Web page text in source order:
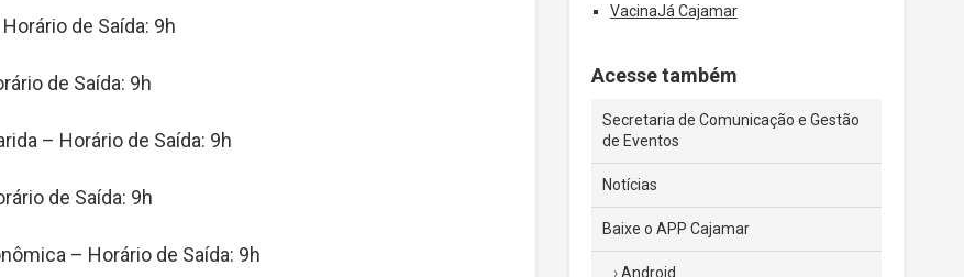
de Saída: 9h
de Saída: 9h
– Horário de Saída: 9h
de Saída: 9h
– Horário de Saída: 9h
VacinaJá Cajamar
Acesse também
Secretaria de Comunicação e Gestão
de Eventos
Notícias
Baixe o APP Cajamar
Android